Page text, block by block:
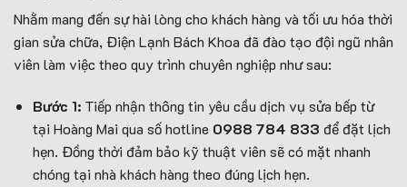
Nhằm mang đến sự hài lòng cho khách hàng và tối ưu hóa thời
gian sửa chữa, Điện Lạnh Bách Khoa đã đào tạo đội ngũ nhân
viên làm việc theo quy trình chuyên nghiệp như sau:
Bước 1: Tiếp nhận thông tin yêu cầu dịch vụ sửa bếp từ
tại Hoàng Mai qua số hotline 0988 784 833 để đặt lịch
hẹn. Đồng thời đảm bảo kỹ thuật viên sẽ có mặt nhanh
chóng tại nhà khách hàng theo đúng lịch hẹn.